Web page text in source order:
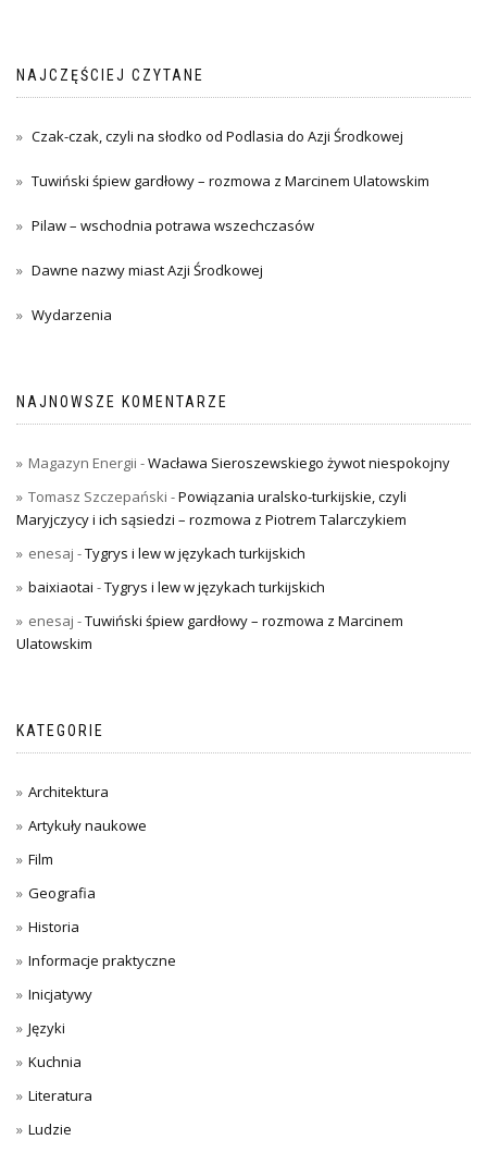
NAJCZĘŚCIEJ CZYTANE
Czak-czak, czyli na słodko od Podlasia do Azji Środkowej
Tuwiński śpiew gardłowy – rozmowa z Marcinem Ulatowskim
Pilaw – wschodnia potrawa wszechczasów
Dawne nazwy miast Azji Środkowej
Wydarzenia
NAJNOWSZE KOMENTARZE
Magazyn Energii -Wacława Sieroszewskiego żywot niespokojny
Tomasz Szczepański -Powiązania uralsko-turkijskie, czyli
Maryjczycy i ich sąsiedzi – rozmowa z Piotrem Talarczykiem
enesaj -Tygrys i lew w językach turkijskich
baixiaotai -Tygrys i lew w językach turkijskich
enesaj -Tuwiński śpiew gardłowy – rozmowa z Marcinem
Ulatowskim
KATEGORIE
Architektura
Artykuły naukowe
Film
Geografia
Historia
Informacje praktyczne
Inicjatywy
Języki
Kuchnia
Literatura
Ludzie